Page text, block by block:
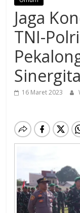
Jaga
TNI-
16 Maret 2023